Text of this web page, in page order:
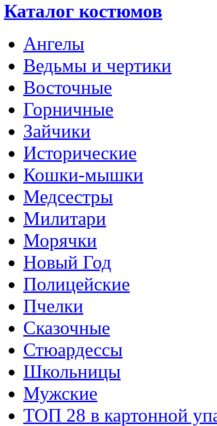
Каталог костюмов
Ангелы
Ведьмы и чертики
Восточные
Горничные
Зайчики
Исторические
Кошки-мышки
Медсестры
Милитари
Морячки
Новый Год
Полицейские
Пчелки
Сказочные
Стюардессы
Школьницы
Мужские
ТОП 28 в картонной